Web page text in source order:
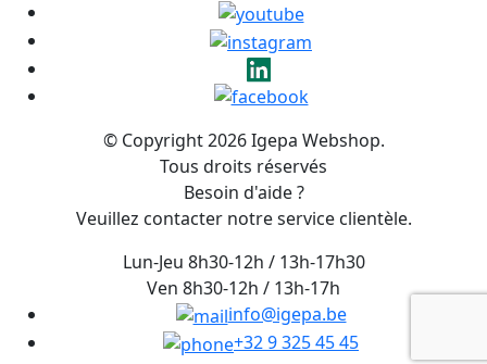
© Copyright 2026 Igepa Webshop.
Tous droits réservés
Besoin d'aide ?
Veuillez contacter notre service clientèle.
Lun-Jeu 8h30-12h / 13h-17h30
Ven 8h30-12h / 13h-17h
info@igepa.be
+32 9 325 45 45